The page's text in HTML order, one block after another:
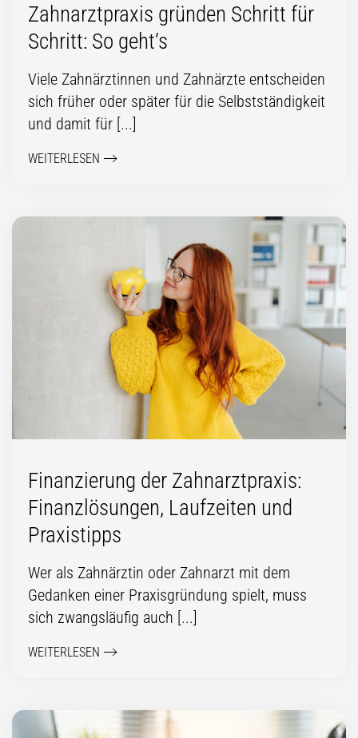
Zahnarztpraxis gründen Schritt für
Schritt: So geht’s
Viele Zahnärztinnen und Zahnärzte entscheiden
sich früher oder später für die Selbstständigkeit
und damit für [...]
WEITERLESEN
Finanzierung der Zahnarztpraxis:
Finanzlösungen, Laufzeiten und
Praxistipps
Wer als Zahnärztin oder Zahnarzt mit dem
Gedanken einer Praxisgründung spielt, muss
sich zwangsläufig auch [...]
WEITERLESEN